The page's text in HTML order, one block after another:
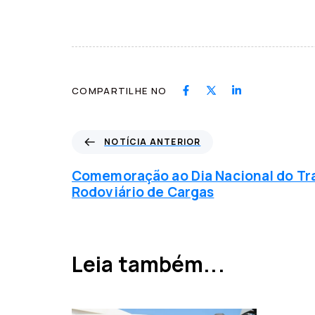
COMPARTILHE NO
t
í
c
n
NOTÍCIA ANTERIOR
Comemoração ao Dia Nacional do
Rodoviário de Cargas
Leia também...